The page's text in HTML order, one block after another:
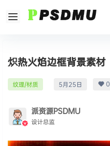
炽热火焰边框背景素材
纹理/材质 5月25日 0
派资源PSDMU
设计总监